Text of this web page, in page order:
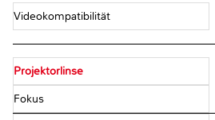
Videokompatibilität
Projektorlinse
Fokus